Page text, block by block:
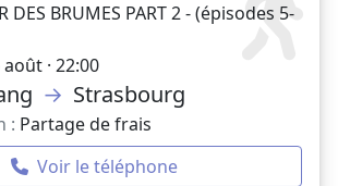
DES BRUMES PART 2 - (épisodes 5-
· 22:00
→ Strasbourg
: Partage de frais
Voir le téléphone